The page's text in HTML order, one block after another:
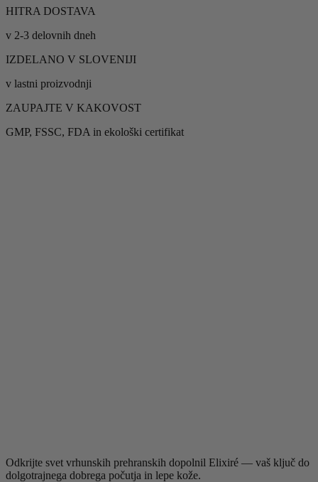
HITRA DOSTAVA
v 2-3 delovnih dneh
IZDELANO V SLOVENIJI
v lastni proizvodnji
ZAUPAJTE V KAKOVOST
GMP, FSSC, FDA in ekološki certifikat
Odkrijte svet vrhunskih prehranskih dopolnil Elixiré — vaš ključ do
dolgotrajnega dobrega počutja in lepe kože.